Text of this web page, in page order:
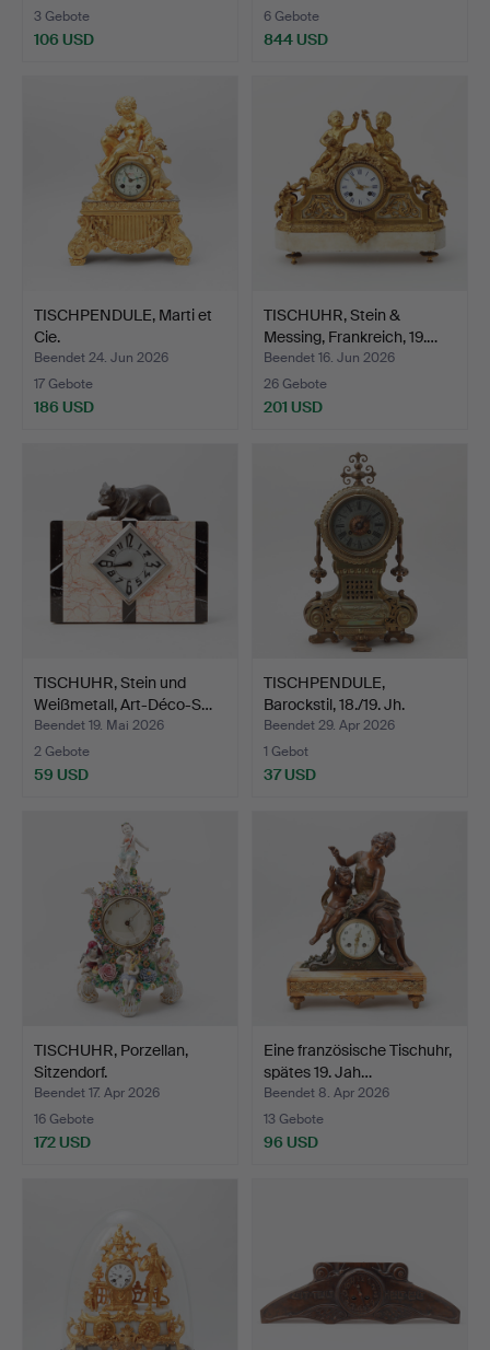
3 Gebote
106 USD
6 Gebote
844 USD
TISCHPENDULE, Marti et
Cie.
Beendet 24. Jun 2026
17 Gebote
186 USD
TISCHUHR, Stein &
Messing, Frankreich, 19.…
Beendet 16. Jun 2026
26 Gebote
201 USD
TISCHUHR, Stein und
Weißmetall, Art-Déco-S…
Beendet 19. Mai 2026
2 Gebote
59 USD
TISCHPENDULE,
Barockstil, 18./19. Jh.
Beendet 29. Apr 2026
1 Gebot
37 USD
TISCHUHR, Porzellan,
Sitzendorf.
Beendet 17. Apr 2026
16 Gebote
172 USD
Eine französische Tischuhr,
spätes 19. Jah…
Beendet 8. Apr 2026
13 Gebote
96 USD